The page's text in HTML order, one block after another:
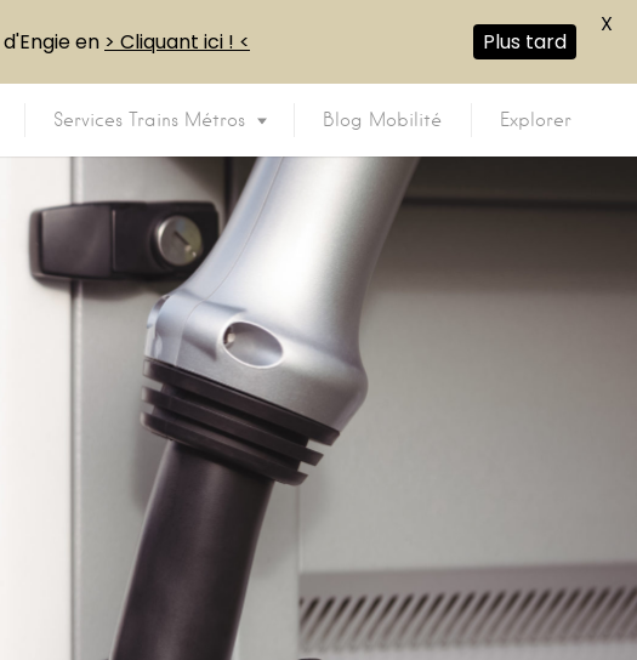
Services Trains Métros Blog Mobilité Explorer
d'Engie en > Cliquant ici ! < Plus tard
X